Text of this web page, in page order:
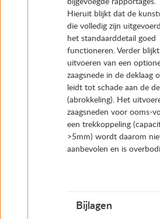
bijgevoegde rapportages.
Hieruit blijkt dat de
die volledig zijn
het standaarddetail goed
functioneren. Verder
uitvoeren van een
zaagsnede in de deklaag
leidt tot schade aan de
(abrokkeling). Het
zaagsneden voor ooms-
een trekkoppeling
>5mm) wordt daarom
aanbevolen en is
Bijlagen